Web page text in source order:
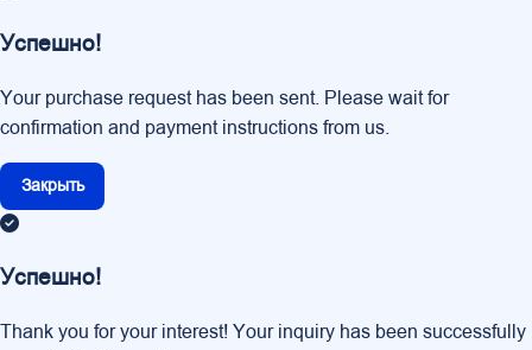
Успешно!
Your purchase request has been sent. Please wait for
confirmation and payment instructions from us.
Закрыть
Успешно!
Thank you for your interest! Your inquiry has been successfully